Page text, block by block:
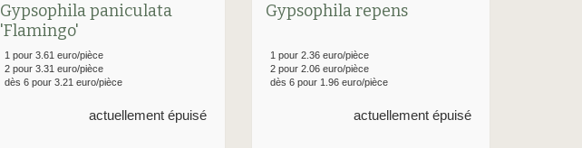
Gypsophila paniculata
'Flamingo'
1 pour 3.61 euro/pièce
2 pour 3.31 euro/pièce
dès 6 pour 3.21 euro/pièce
actuellement épuisé
Gypsophila repens
1 pour 2.36 euro/pièce
2 pour 2.06 euro/pièce
dès 6 pour 1.96 euro/pièce
actuellement épuisé